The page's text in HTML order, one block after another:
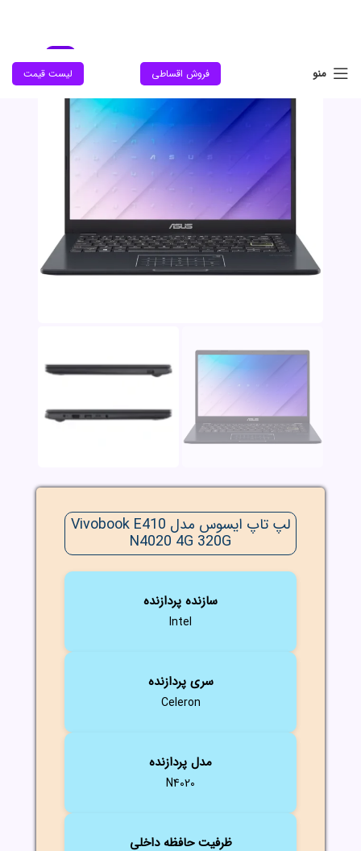
منو فروش اقساطی لیست قیمت
لپ تاپ ایسوس مدل Vivobook E410
N4020 4G 320G
سازنده پردازنده
Intel
سری پردازنده
Celeron
مدل پردازنده
N4020
ظرفیت حافظه داخلی